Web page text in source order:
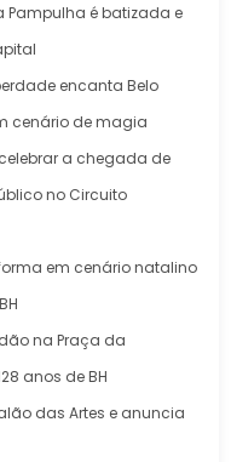
Pampulha é batizada e
encanta Belo
cenário de magia
a chegada de
no Circuito
em cenário natalino
na Praça da
anos de BH
das Artes e anuncia